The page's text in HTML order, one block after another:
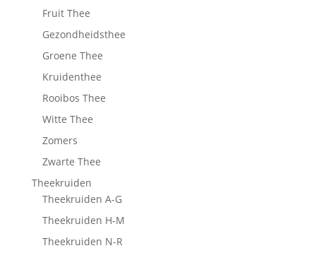
Fruit Thee
Gezondheidsthee
Groene Thee
Kruidenthee
Rooibos Thee
Witte Thee
Zomers
Zwarte Thee
Theekruiden
Theekruiden A-G
Theekruiden H-M
Theekruiden N-R